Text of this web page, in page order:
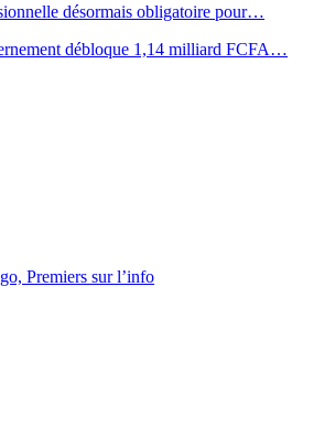
désormais obligatoire pour…
débloque 1,14 milliard FCFA…
Premiers sur l’info